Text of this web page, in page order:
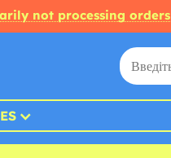
not processing orders